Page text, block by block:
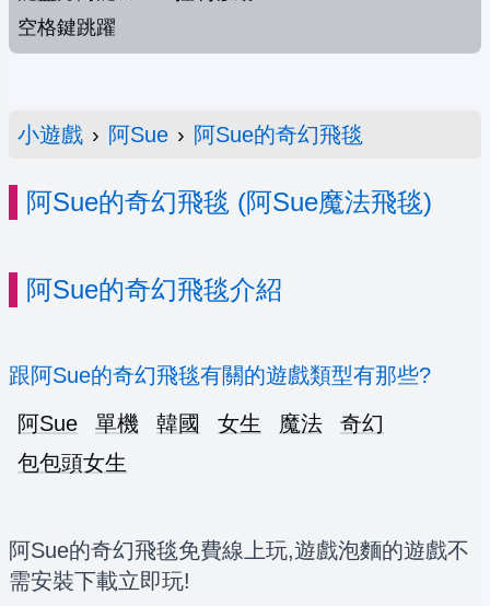
空格鍵跳躍
小遊戲 › 阿Sue › 阿Sue的奇幻飛毯
阿Sue的奇幻飛毯 (阿Sue魔法飛毯)
阿Sue的奇幻飛毯介紹
跟阿Sue的奇幻飛毯有關的遊戲類型有那些?
阿Sue
單機 韓國 女生 魔法
奇幻
包包頭女生
阿Sue的奇幻飛毯免費線上玩,遊戲泡麵的遊戲不
需安裝下載立即玩!